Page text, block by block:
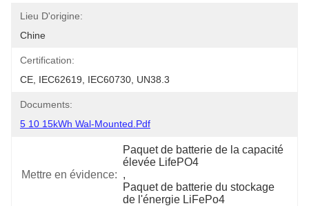
Lieu D'origine:
Chine
Certification:
CE, IEC62619, IEC60730, UN38.3
Documents:
5 10 15kWh Wal-Mounted.pdf
Mettre en évidence:
Paquet de batterie de la capacité
élevée LifePO4
,
Paquet de batterie du stockage
de l'énergie LiFePo4